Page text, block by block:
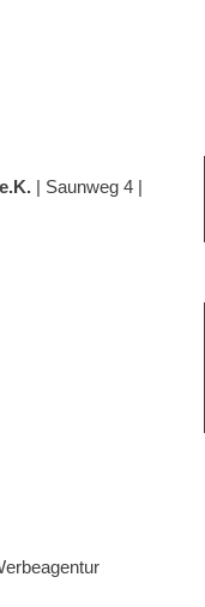
| Saunweg 4 |